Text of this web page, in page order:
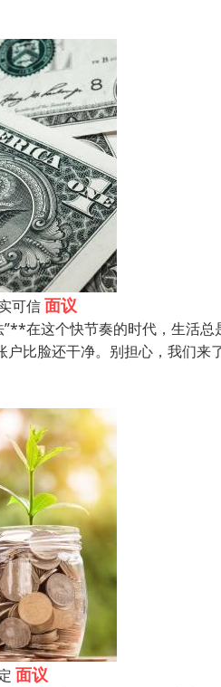
可信面议
在这个快节奏的时代，生活
比脸还干净。别担心，我们来
面议